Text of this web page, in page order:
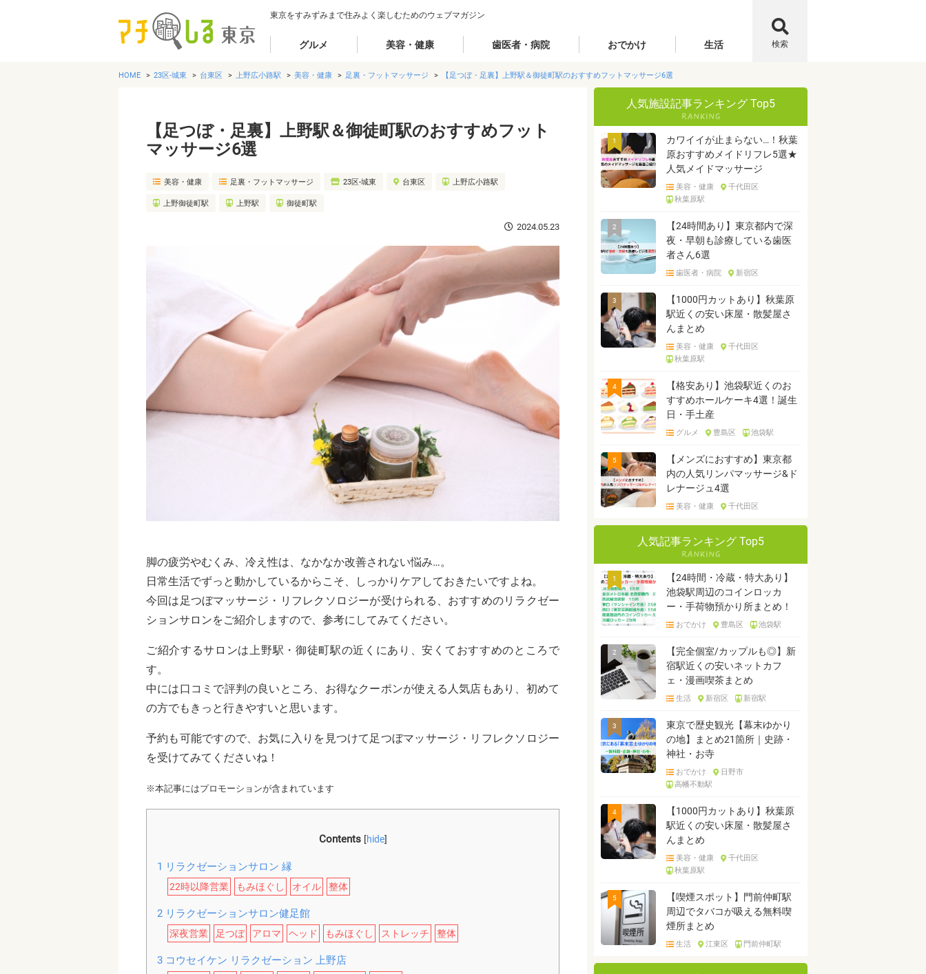
東京をすみずみまで住みよく楽しむためのウェブマガジン
グルメ 美容・健康 歯医者・病院 おでかけ 生活 検索
HOME 23区-城東 台東区 上野広小路駅 美容・健康 足裏・フットマッサージ 【足つぼ・足裏】上野駅＆御徒町駅のおすすめフットマッサージ6選
【足つぼ・足裏】上野駅＆御徒町駅のおすすめフット
マッサージ6選
美容・健康 足裏・フットマッサージ 23区-城東 台東区 上野広小路駅
上野御徒町駅 上野駅 御徒町駅
2024.05.23
脚の疲労やむくみ、冷え性は、なかなか改善されない悩み…。
日常生活でずっと動かしているからこそ、しっかりケアしておきたいですよね。
今回は足つぼマッサージ・リフレクソロジーが受けられる、おすすめのリラクゼー
ションサロンをご紹介しますので、参考にしてみてください。
ご紹介するサロンは上野駅・御徒町駅の近くにあり、安くておすすめのところで
す。
中には口コミで評判の良いところ、お得なクーポンが使える人気店もあり、初めて
の方でもきっと行きやすいと思います。
予約も可能ですので、お気に入りを見つけて足つぼマッサージ・リフレクソロジー
を受けてみてくださいね！
※本記事にはプロモーションが含まれています
Contents [hide]
1 リラクゼーションサロン 縁
22時以降営業 もみほぐし オイル 整体
2リラクゼーションサロン健足館
深夜営業 足つぼ アロマ ヘッド もみほぐし ストレッチ 整体
3コウセイケン リラクゼーション 上野店
人気施設記事ランキング Top5
1
カワイイが止まらない…！秋葉
原おすすめメイドリフレ5選★
人気メイドマッサージ
美容・健康
千代田区
秋葉原駅
2
【24時間あり】東京都内で深
夜・早朝も診療している歯医
者さん6選
歯医者・病院 新宿区
3
【1000円カットあり】秋葉原
駅近くの安い床屋・散髪屋さ
んまとめ
美容・健康
千代田区
秋葉原駅
4
【格安あり】池袋駅近くのお
すすめホールケーキ4選！誕生
日・手土産
グルメ 豊島区 池袋駅
5
【メンズにおすすめ】東京都
内の人気リンパマッサージ&ド
レナージュ4選
美容・健康 千代田区
人気記事ランキング Top5
1
【24時間・冷蔵・特大あり】
池袋駅周辺のコインロッカ
ー・手荷物預かり所まとめ！
おでかけ 豊島区 池袋駅
2
【完全個室/カップルも◎】新
宿駅近くの安いネットカフ
ェ・漫画喫茶まとめ
生活 新宿区 新宿駅
3
東京で歴史観光【幕末ゆかり
の地】まとめ21箇所｜史跡・
神社・お寺
おでかけ
日野市
高幡不動駅
4
【1000円カットあり】秋葉原
駅近くの安い床屋・散髪屋さ
んまとめ
美容・健康
千代田区
秋葉原駅
5
【喫煙スポット】門前仲町駅
周辺でタバコが吸える無料喫
煙所まとめ
生活 江東区 門前仲町駅